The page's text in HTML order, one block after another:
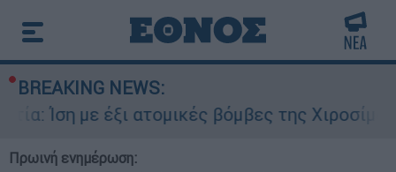
BREAKING NEWS:
με έξι ατομικές βόμβες της Χιροσίμα η
Πρωινή ενημέρωση: